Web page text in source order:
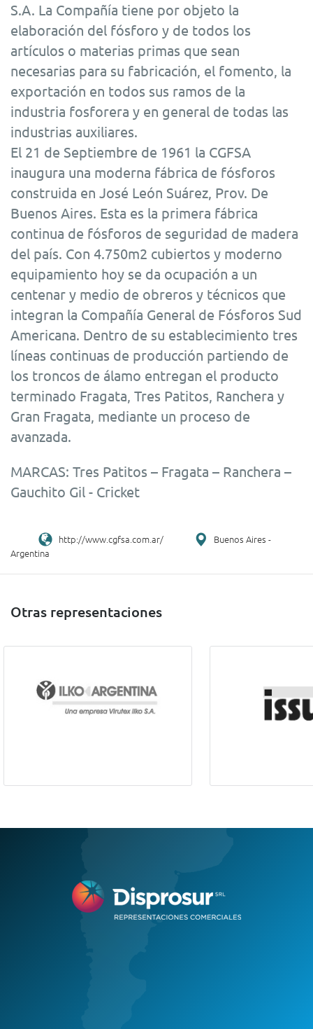
S.A. La Compañía tiene por objeto la
elaboración del fósforo y de todos los
artículos o materias primas que sean
necesarias para su fabricación, el fomento, la
exportación en todos sus ramos de la
industria fosforera y en general de todas las
industrias auxiliares.
El 21 de Septiembre de 1961 la CGFSA
inaugura una moderna fábrica de fósforos
construida en José León Suárez, Prov. De
Buenos Aires. Esta es la primera fábrica
continua de fósforos de seguridad de madera
del país. Con 4.750m2 cubiertos y moderno
equipamiento hoy se da ocupación a un
centenar y medio de obreros y técnicos que
integran la Compañía General de Fósforos Sud
Americana. Dentro de su establecimiento tres
líneas continuas de producción partiendo de
los troncos de álamo entregan el producto
terminado Fragata, Tres Patitos, Ranchera y
Gran Fragata, mediante un proceso de
avanzada.
rolex replicareplica Rolex rolex repliche
MARCAS: Tres Patitos – Fragata – Ranchera –
Gauchito Gil - Cricket
http://www.cgfsa.com.ar/
Buenos Aires -
Argentina
Otras representaciones